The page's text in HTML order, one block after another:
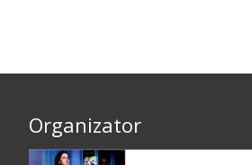
Organizator